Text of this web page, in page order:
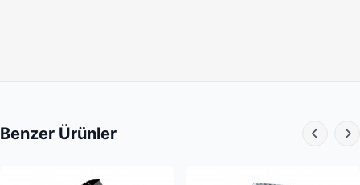
gelen tüyleri de etkili bir şekilde keser.
Benzer Ürünler